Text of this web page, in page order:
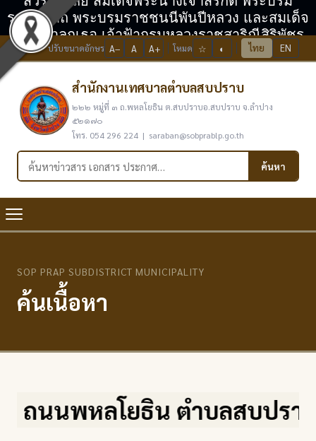
ราชินีนาถ พระบรมราชชนนีพันปีหลวง และสมเด็จ
พระเจ้าลูกเธอ เจ้าฟ้ากรมหลวงราชสาริณีสิริพัชร
มหาวัชรราชธิดา
ปรับขนาดอักษร A− A A+ โหมด ☆ ◐ ไทย EN
สำนักงานเทศบาลตำบลสบปราบ
๒๒๒ หมู่ที่ ๓ ถ.พหลโยธิน ต.สบปราบอ.สบปราบ จ.ลำปาง
๕๒๑๗๐
โทร. 054 296 224 | saraban@sobprablp.go.th
ค้นหาในเว็บไซต์ ค้นหา
SOP PRAP SUBDISTRICT MUNICIPALITY
ค้นเนื้อหา
พหลโยธิน ตำบลสบปราบ อ